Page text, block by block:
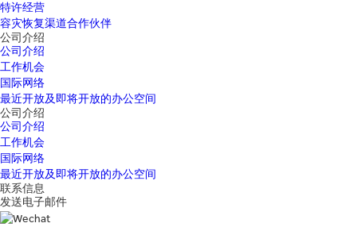
特许经营
容灾恢复渠道合作伙伴
公司介绍
公司介绍
工作机会
国际网络
最近开放及即将开放的办公空间
公司介绍
公司介绍
工作机会
国际网络
最近开放及即将开放的办公空间
联系信息
发送电子邮件